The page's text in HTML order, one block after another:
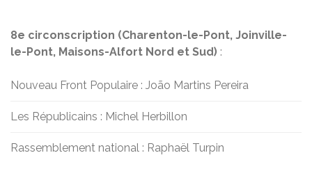
8e circonscription (Charenton-le-Pont, Joinville-
le-Pont, Maisons-Alfort Nord et Sud) :
Nouveau Front Populaire : João Martins Pereira
Les Républicains : Michel Herbillon
Rassemblement national : Raphaël Turpin